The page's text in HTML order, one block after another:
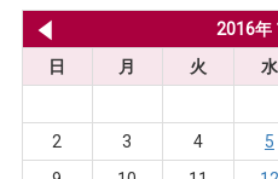
2016年
日
月 火 水
2
3 4 5